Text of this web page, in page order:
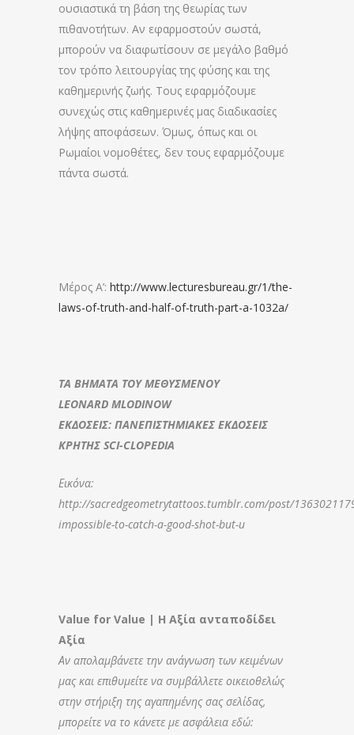
ουσιαστικά τη βάση της θεωρίας των
πιθανοτήτων. Αν εφαρμοστούν σωστά,
μπορούν να διαφωτίσουν σε μεγάλο βαθμό
τον τρόπο λειτουργίας της φύσης και της
καθημερινής ζωής. Τους εφαρμόζουμε
συνεχώς στις καθημερινές μας διαδικασίες
λήψης αποφάσεων. Όμως, όπως και οι
Ρωμαίοι νομοθέτες, δεν τους εφαρμόζουμε
πάντα σωστά.
Μέρος Α’: http://www.lecturesbureau.gr/1/the-
laws-of-truth-and-half-of-truth-part-a-1032a/
ΤΑ ΒΗΜΑΤΑ ΤΟΥ ΜΕΘΥΣΜΕΝΟΥ
LEONARD MLODINOW
ΕΚΔΟΣΕΙΣ: ΠΑΝΕΠΙΣΤΗΜΙΑΚΕΣ ΕΚΔΟΣΕΙΣ
ΚΡΗΤΗΣ SCI-CLOPEDIA
Εικόνα:
http://sacredgeometrytattoos.tumblr.com/post/
impossible-to-catch-a-good-shot-but-u
Value for Value | Η Αξία ανταποδίδει
Αξία
Αν απολαμβάνετε την ανάγνωση των κειμένων
μας και επιθυμείτε να συμβάλλετε οικειοθελώς
στην στήριξη της αγαπημένης σας σελίδας,
μπορείτε να το κάνετε με ασφάλεια εδώ: